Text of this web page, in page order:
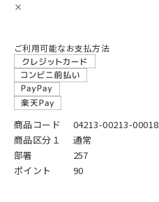
×
ご利用可能なお支払方法
商品コード
04213-00213-00018
商品区分１
通常
部署
257
ポイント
90